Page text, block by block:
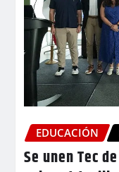
EDUCACIÓN
Se unen Tec